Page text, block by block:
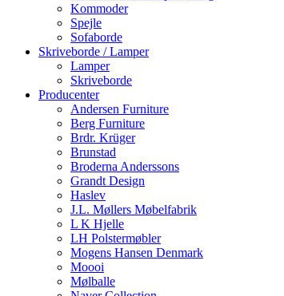
Kommoder
Spejle
Sofaborde
Skriveborde / Lamper
Lamper
Skriveborde
Producenter
Andersen Furniture
Berg Furniture
Brdr. Krüger
Brunstad
Broderna Anderssons
Grandt Design
Haslev
J.L. Møllers Møbelfabrik
L K Hjelle
LH Polstermøbler
Mogens Hansen Denmark
Moooi
Mølballe